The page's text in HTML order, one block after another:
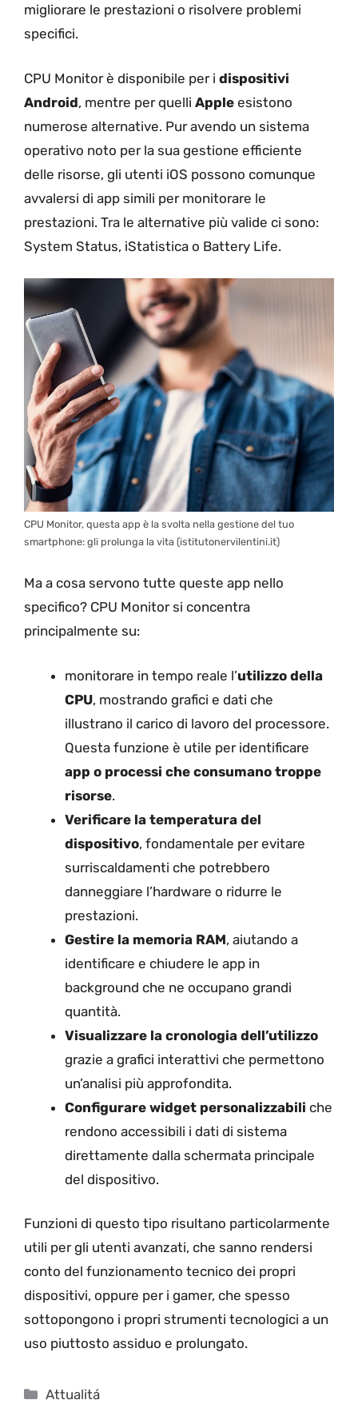
migliorare le prestazioni o risolvere problemi
specifici.
CPU Monitor è disponibile per i dispositivi
Android, mentre per quelli Apple esistono
numerose alternative. Pur avendo un sistema
operativo noto per la sua gestione efficiente
delle risorse, gli utenti iOS possono comunque
avvalersi di app simili per monitorare le
prestazioni. Tra le alternative più valide ci sono:
System Status, iStatistica o Battery Life.
CPU Monitor, questa app è la svolta nella gestione del tuo
smartphone: gli prolunga la vita (istitutonervilentini.it)
Ma a cosa servono tutte queste app nello
specifico? CPU Monitor si concentra
principalmente su:
monitorare in tempo reale l’utilizzo della
CPU, mostrando grafici e dati che
illustrano il carico di lavoro del processore.
Questa funzione è utile per identificare
app o processi che consumano troppe
risorse.
Verificare la temperatura del
dispositivo, fondamentale per evitare
surriscaldamenti che potrebbero
danneggiare l’hardware o ridurre le
prestazioni.
Gestire la memoria RAM, aiutando a
identificare e chiudere le app in
background che ne occupano grandi
quantità.
Visualizzare la cronologia dell’utilizzo
grazie a grafici interattivi che permettono
un’analisi più approfondita.
Configurare widget personalizzabili che
rendono accessibili i dati di sistema
direttamente dalla schermata principale
del dispositivo.
Funzioni di questo tipo risultano particolarmente
utili per gli utenti avanzati, che sanno rendersi
conto del funzionamento tecnico dei propri
dispositivi, oppure per i gamer, che spesso
sottopongono i propri strumenti tecnologici a un
uso piuttosto assiduo e prolungato.
Categorie
Attualitá